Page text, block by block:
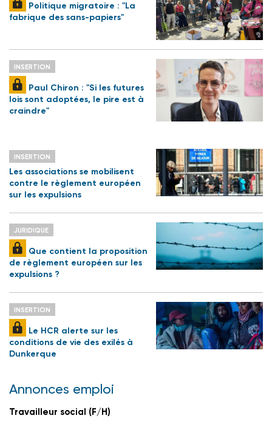
Politique migratoire : "La
fabrique des sans-papiers"
INSERTION
Paul Chiron : "Si les futures
lois sont adoptées, le pire est à
craindre"
INSERTION
Les associations se mobilisent
contre le règlement européen
sur les expulsions
JURIDIQUE
Que contient la proposition
de règlement européen sur les
expulsions ?
INSERTION
Le HCR alerte sur les
conditions de vie des exilés à
Dunkerque
Annonces emploi
Travailleur social (F/H)